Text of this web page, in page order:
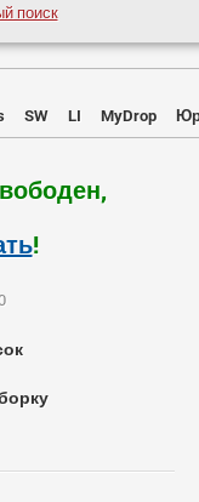
поиск
SW LI MyDrop
!